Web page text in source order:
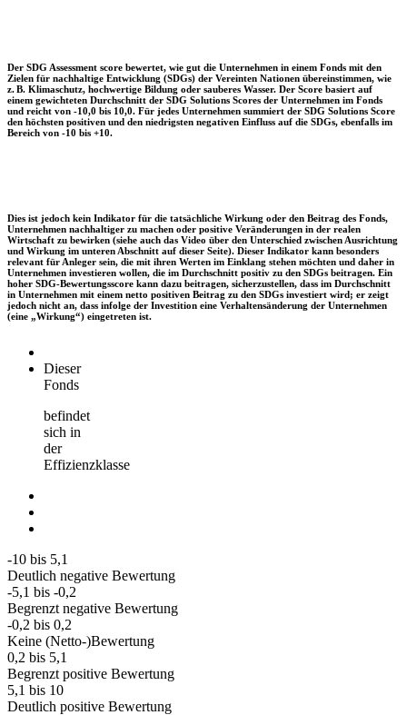
Der SDG Assessment score bewertet, wie gut die Unternehmen in einem Fonds mit den
Zielen für nachhaltige Entwicklung (SDGs) der Vereinten Nationen übereinstimmen, wie
z. B. Klimaschutz, hochwertige Bildung oder sauberes Wasser. Der Score basiert auf
einem gewichteten Durchschnitt der SDG Solutions Scores der Unternehmen im Fonds
und reicht von -10,0 bis 10,0. Für jedes Unternehmen summiert der SDG Solutions Score
den höchsten positiven und den niedrigsten negativen Einfluss auf die SDGs, ebenfalls im
Bereich von -10 bis +10.
Dies ist jedoch kein Indikator für die tatsächliche Wirkung oder den Beitrag des Fonds,
Unternehmen nachhaltiger zu machen oder positive Veränderungen in der realen
Wirtschaft zu bewirken (siehe auch das Video über den Unterschied zwischen Ausrichtung
und Wirkung im unteren Abschnitt auf dieser Seite). Dieser Indikator kann besonders
relevant für Anleger sein, die mit ihren Werten im Einklang stehen möchten und daher in
Unternehmen investieren wollen, die im Durchschnitt positiv zu den SDGs beitragen. Ein
hoher SDG-Bewertungsscore kann dazu beitragen, sicherzustellen, dass im Durchschnitt
in Unternehmen mit einem netto positiven Beitrag zu den SDGs investiert wird; er zeigt
jedoch nicht an, dass infolge der Investition eine Verhaltensänderung der Unternehmen
(eine „Wirkung“) eingetreten ist.
Dieser
Fonds
befindet
sich in
der
Effizienzklasse
-10 bis 5,1
Deutlich negative Bewertung
-5,1 bis -0,2
Begrenzt negative Bewertung
-0,2 bis 0,2
Keine (Netto-)Bewertung
0,2 bis 5,1
Begrenzt positive Bewertung
5,1 bis 10
Deutlich positive Bewertung